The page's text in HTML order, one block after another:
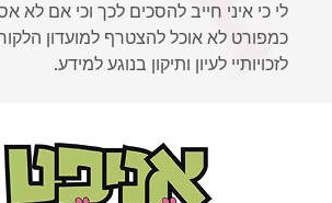
לי כי איני חייב להסכים לכך וכי אם לא
כמפורט לא אוכל להצטרף למועדון
לזכויותיי לעיון ותיקון בנוגע למידע.